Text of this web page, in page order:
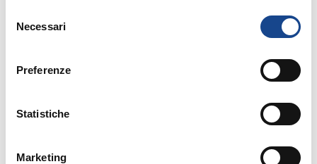
delNecessari
Preferenze
Statistiche
Marketing
DAT o testamento biologico: pubblicata la legge
ISTAT: le rilevazioni demografiche e sanitarie anno